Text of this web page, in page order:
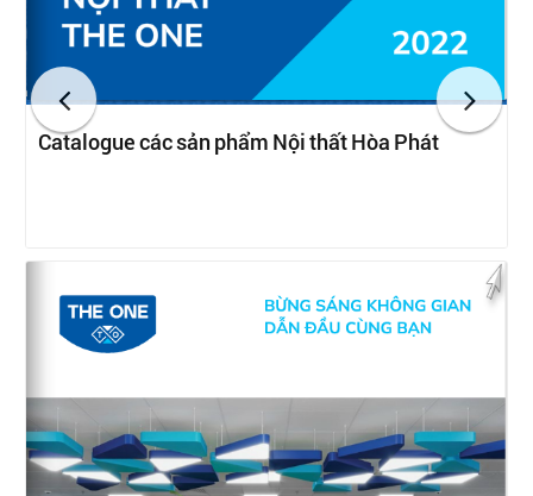
Catalogue các sản phẩm Nội thất Hòa Phát